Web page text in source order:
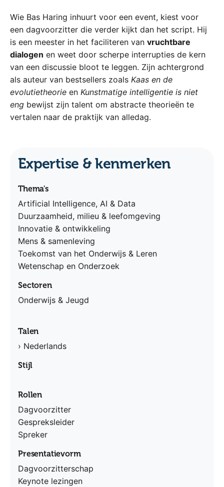
Wie Bas Haring inhuurt voor een event, kiest voor
een dagvoorzitter die verder kijkt dan het script. Hij
is een meester in het faciliteren van vruchtbare
dialogen en weet door scherpe interrupties de kern
van een discussie bloot te leggen. Zijn achtergrond
als auteur van bestsellers zoals Kaas en de
evolutietheorie en Kunstmatige intelligentie is niet
eng bewijst zijn talent om abstracte theorieën te
vertalen naar de praktijk van alledag.
Expertise & kenmerken
Thema's
Artificial Intelligence, AI & Data
Duurzaamheid, milieu & leefomgeving
Innovatie & ontwikkeling
Mens & samenleving
Toekomst van het Onderwijs & Leren
Wetenschap en Onderzoek
Sectoren
Onderwijs & Jeugd
Talen
› Nederlands
Stijl
Rollen
Dagvoorzitter
Gespreksleider
Spreker
Presentatievorm
Dagvoorzitterschap
Keynote lezingen